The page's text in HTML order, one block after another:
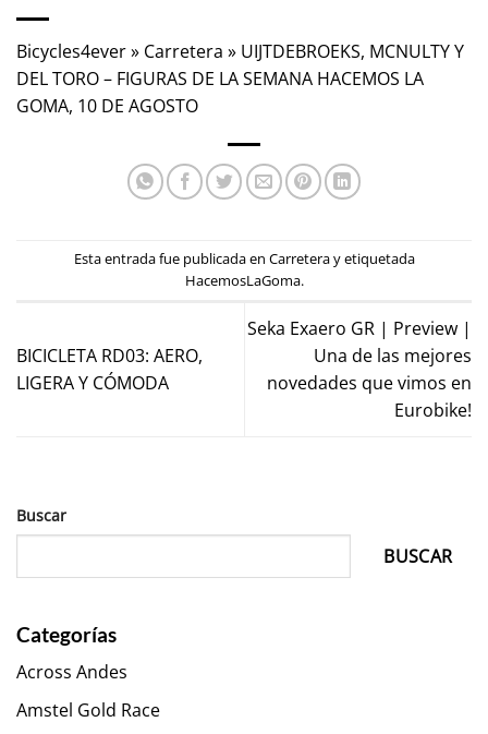
Bicycles4ever» Carretera » UIJTDEBROEKS, MCNULTY Y
DEL TORO – FIGURAS DE LA SEMANA HACEMOS LA
GOMA, 10 DE AGOSTO
Esta entrada fue publicada en Carreteray etiquetada
HacemosLaGoma.
BICICLETA RD03: AERO,
LIGERA Y CÓMODA
Seka Exaero GR | Preview |
Una de las mejores
novedades que vimos en
Eurobike!
Buscar
BUSCAR
Categorías
Across Andes
Amstel Gold Race